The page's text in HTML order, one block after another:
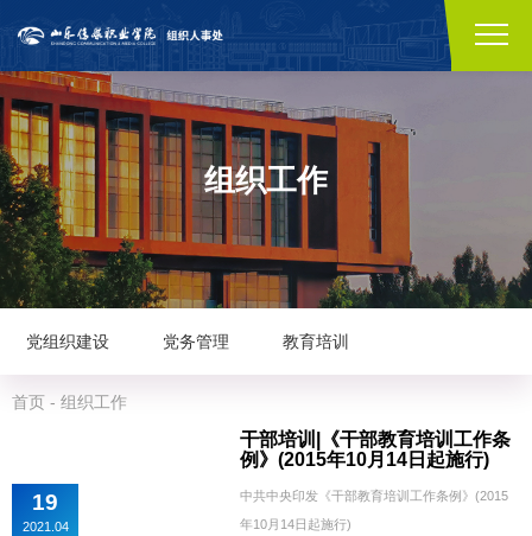
组织工作
党组织建设 党务管理 教育培训
首页 - 组织工作
19
2021.04
干部培训|《干部教育培训工作条
例》(2015年10月14日起施行)
中共中央印发《干部教育培训工作条例》(2015
年10月14日起施行)